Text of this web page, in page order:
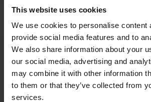
This website uses cookies
We use cookies to personalise content
provide social media features and to
We also share information about your
our social media, advertising and
may combine it with other information
to them or that they’ve collected from
services.
Jedna karta eSIM na
podróże